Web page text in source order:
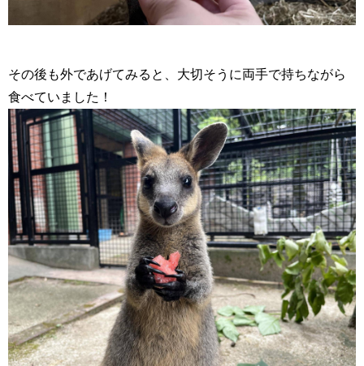
その後も外であげてみると、大切そうに両手で持ちながら
食べていました！